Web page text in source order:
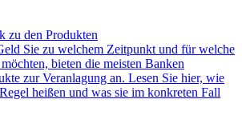
zu den Produkten
Sie zu welchem Zeitpunkt und für welche
bieten die meisten Banken
zur Veranlagung an. Lesen Sie hier, wie
heißen und was sie im konkreten Fall